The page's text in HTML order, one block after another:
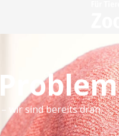
wir sind bereits dran.